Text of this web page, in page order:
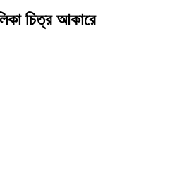
চিত্র আকারে